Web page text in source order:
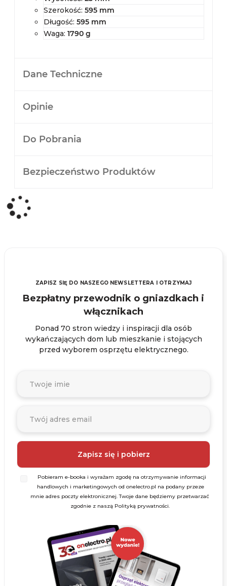
Szerokość: 595 mm
Długość: 595 mm
Waga: 1790 g
Dane Techniczne
Opinie
Do Pobrania
Bezpieczeństwo Produktów
ZAPISZ SIĘ DO NASZEGO NEWSLETTERA I OTRZYMAJ
Bezpłatny przewodnik o gniazdkach i
włącznikach
Ponad 70 stron wiedzy i inspiracji dla osób
wykańczających dom lub mieszkanie i stojących
przed wyborem osprzętu elektrycznego.
Pobieram e-booka i wyrażam zgodę na otrzymywanie informacji
handlowych i marketingowych od onelectro.pl na podany przeze
mnie adres poczty elektronicznej. Twoje dane będziemy przetwarzać
zgodnie z naszą Polityką prywatności.